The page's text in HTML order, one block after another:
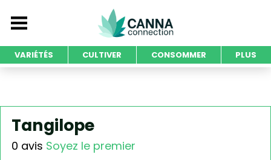
VARIÉTÉS CULTIVER CONSOMMER PLUS
Tangilope
0 avis Soyez le premier